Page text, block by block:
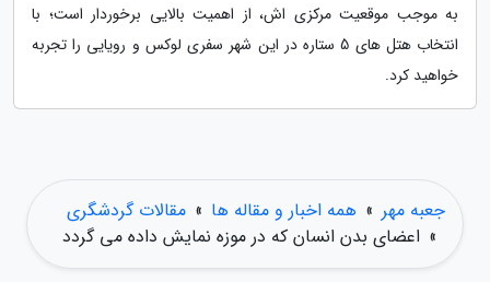
به موجب موقعیت مرکزی اش، از اهمیت بالایی برخوردار است؛ با
انتخاب هتل های 5 ستاره در این شهر سفری لوکس و رویایی را تجربه
خواهید کرد.
جعبه مهر » همه اخبار و مقاله ها » مقالات گردشگری
» اعضای بدن انسان که در موزه نمایش داده می گردد